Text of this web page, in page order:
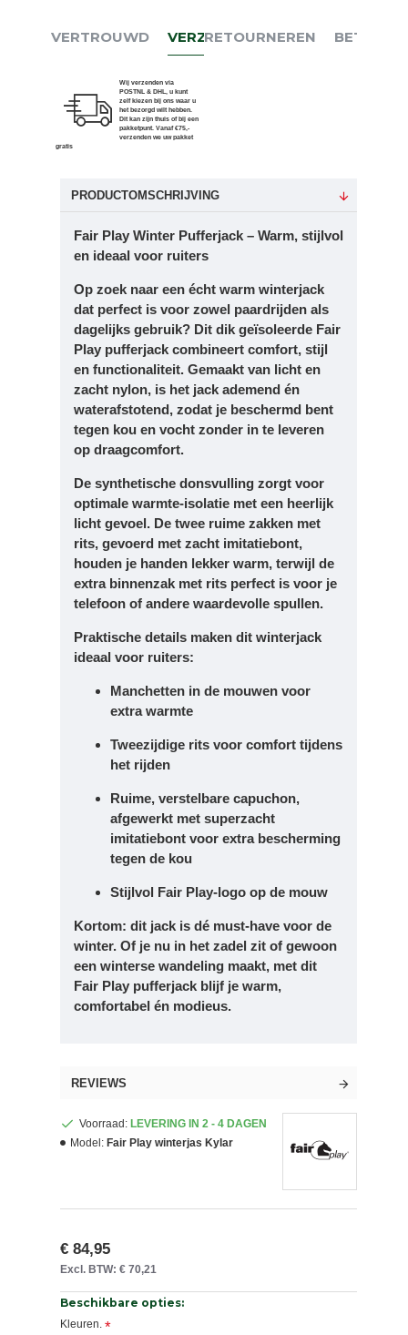
VERTROUWD VERZENDEN
Wij verzenden via
POSTNL & DHL, u kunt
zelf kiezen bij ons waar u
het bezorgd wilt hebben.
Dit kan zijn thuis of bij een
pakketpunt. Vanaf €75,-
verzenden we uw pakket
gratis
RETOURNEREN BETALEN
PRODUCTOMSCHRIJVING
Fair Play Winter Pufferjack – Warm, stijlvol
en ideaal voor ruiters
Op zoek naar een écht warm winterjack
dat perfect is voor zowel paardrijden als
dagelijks gebruik? Dit dik geïsoleerde Fair
Play pufferjack combineert comfort, stijl
en functionaliteit. Gemaakt van licht en
zacht nylon, is het jack ademend én
waterafstotend, zodat je beschermd bent
tegen kou en vocht zonder in te leveren
op draagcomfort.
De synthetische donsvulling zorgt voor
optimale warmte-isolatie met een heerlijk
licht gevoel. De twee ruime zakken met
rits, gevoerd met zacht imitatiebont,
houden je handen lekker warm, terwijl de
extra binnenzak met rits perfect is voor je
telefoon of andere waardevolle spullen.
Praktische details maken dit winterjack
ideaal voor ruiters:
Manchetten in de mouwen voor
extra warmte
Tweezijdige rits voor comfort tijdens
het rijden
Ruime, verstelbare capuchon,
afgewerkt met superzacht
imitatiebont voor extra bescherming
tegen de kou
Stijlvol Fair Play-logo op de mouw
Kortom: dit jack is dé must-have voor de
winter. Of je nu in het zadel zit of gewoon
een winterse wandeling maakt, met dit
Fair Play pufferjack blijf je warm,
comfortabel én modieus.
REVIEWS
Voorraad: LEVERING IN 2 - 4 DAGEN
Model: Fair Play winterjas Kylar
€ 84,95
Excl. BTW: € 70,21
Beschikbare opties:
Kleuren.